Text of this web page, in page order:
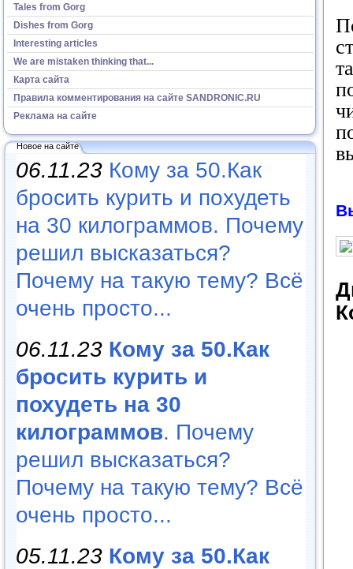
Tales from Gorg
Dishes from Gorg
Interesting articles
We are mistaken thinking that...
Карта сайта
Правила комментирования на сайте SANDRONIC.RU
Реклама на сайте
Новое на сайте
06.11.23 Кому за 50.Как
бросить курить и похудеть
на 30 килограммов. Почему
решил высказаться?
Почему на такую тему? Всё
очень просто...
06.11.23 Кому за 50.Как
бросить курить и
похудеть на 30
килограммов. Почему
решил высказаться?
Почему на такую тему? Всё
очень просто...
05.11.23 Кому за 50.Как